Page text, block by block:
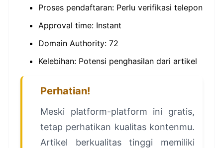
Proses pendaftaran: Perlu verifikasi telepon
Approval time: Instant
Domain Authority: 72
Kelebihan: Potensi penghasilan dari artikel
Perhatian!
Meski platform-platform ini gratis,
tetap perhatikan kualitas kontenmu.
Artikel berkualitas tinggi memiliki